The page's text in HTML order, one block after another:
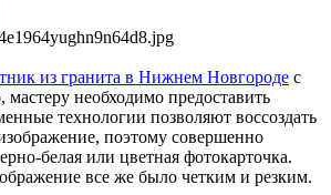
из гранита в Нижнем Новгороде с
необходимо предоставить
технологии позволяют воссоздать
поэтому совершенно
белая или цветная фотокарточка.
все же было четким и резким.